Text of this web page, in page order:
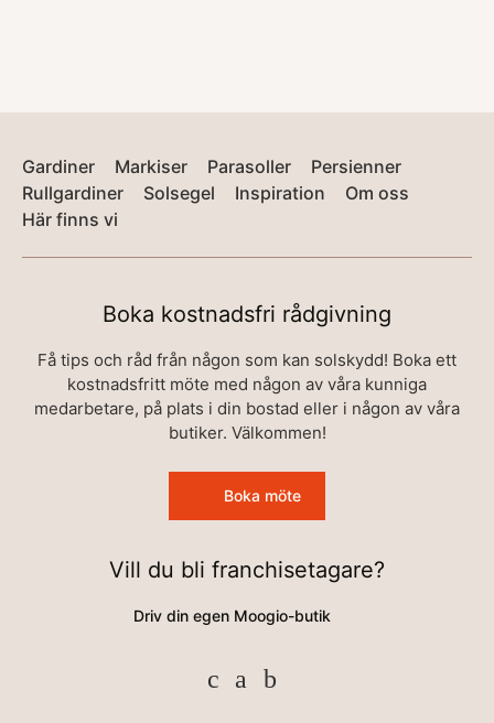
Boka kostnadsfri rådgivning
Få tips och råd från någon som kan solskydd! Boka ett
kostnadsfritt möte med någon av våra kunniga
medarbetare, på plats i din bostad eller i någon av våra
butiker. Välkommen!
Boka möte
Vill du bli franchisetagare?
Driv din egen Moogio-butik
Gardiner Markiser Parasoller
Persienner
Rullgardiner
Solsegel Inspiration
Om oss
Här finns vi